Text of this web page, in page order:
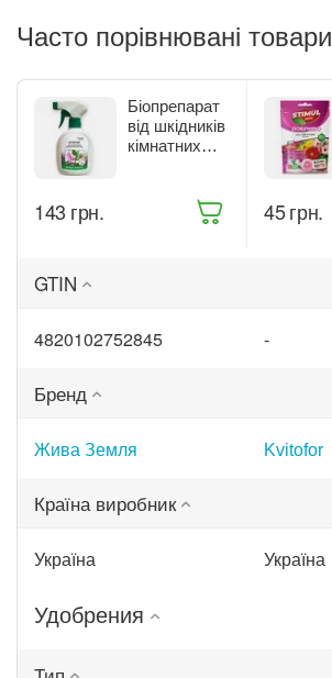
Часто порівнювані товари
Біопрепарат
від шкідників
кімнатних
спрей 300 мл
‍143‍ грн. ‍45‍грн.
GTIN
4820102752845 -
Бренд
Жива Земля Kvitofor
Країна виробник
Україна Україна
Удобрения